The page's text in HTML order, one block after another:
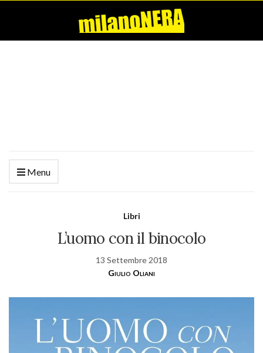
Menu
Libri
L’uomo con il binocolo
13 Settembre 2018
Giulio Oliani